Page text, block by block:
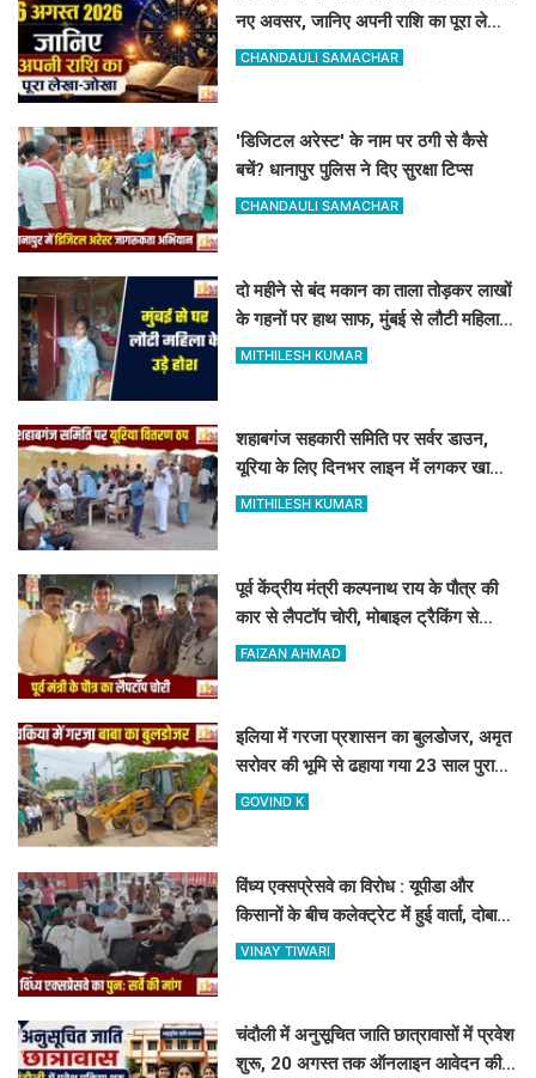
नए अवसर, जानिए अपनी राशि का पूरा लेखा-
जोखा
CHANDAULI SAMACHAR
'डिजिटल अरेस्ट' के नाम पर ठगी से कैसे
बचें? धानापुर पुलिस ने दिए सुरक्षा टिप्स
CHANDAULI SAMACHAR
दो महीने से बंद मकान का ताला तोड़कर लाखों
के गहनों पर हाथ साफ, मुंबई से लौटी महिला
सन्न
MITHILESH KUMAR
शहाबगंज सहकारी समिति पर सर्वर डाउन,
यूरिया के लिए दिनभर लाइन में लगकर खाली
हाथ लौटे किसान
MITHILESH KUMAR
पूर्व केंद्रीय मंत्री कल्पनाथ राय के पौत्र की
कार से लैपटॉप चोरी, मोबाइल ट्रैकिंग से
PPDU जंक्शन के पास बरामद
FAIZAN AHMAD
इलिया में गरजा प्रशासन का बुलडोजर, अमृत
सरोवर की भूमि से ढहाया गया 23 साल पुराना
अवैध निर्माण
GOVIND K
विंध्य एक्सप्रेसवे का विरोध : यूपीडा और
किसानों के बीच कलेक्ट्रेट में हुई वार्ता, दोबारा
सर्वे कराने का मिला आश्वासन
VINAY TIWARI
चंदौली में अनुसूचित जाति छात्रावासों में प्रवेश
शुरू, 20 अगस्त तक ऑनलाइन आवेदन की